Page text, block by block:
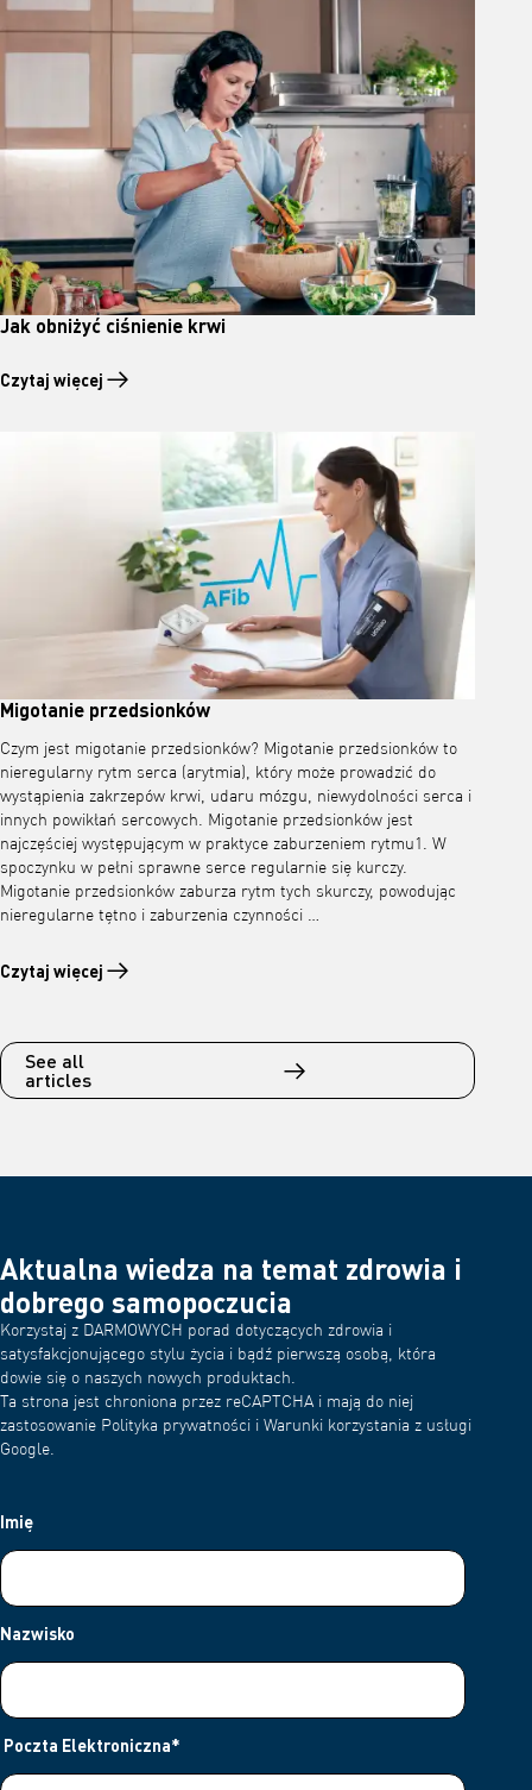
Jak obniżyć ciśnienie krwi
Czytaj więcej
Czytaj więcej o Jak obniżyć ciśnienie krwi
Migotanie przedsionków
Czym jest migotanie przedsionków? Migotanie przedsionków to
nieregularny rytm serca (arytmia), który może prowadzić do
wystąpienia zakrzepów krwi, udaru mózgu, niewydolności serca i
innych powikłań sercowych. Migotanie przedsionków jest
najczęściej występującym w praktyce zaburzeniem rytmu1. W
spoczynku w pełni sprawne serce regularnie się kurczy.
Migotanie przedsionków zaburza rytm tych skurczy, powodując
nieregularne tętno i zaburzenia czynności …
Czytaj więcej
Czytaj więcej o Migotanie przedsionków
See all
articles
Aktualna wiedza na temat zdrowia i
dobrego samopoczucia
Korzystaj z DARMOWYCH porad dotyczących zdrowia i
satysfakcjonującego stylu życia i bądź pierwszą osobą, która
dowie się o naszych nowych produktach.
Ta strona jest chroniona przez reCAPTCHA i mają do niej
zastosowanie Polityka prywatności i Warunki korzystania z usługi
Google.
Imię
Nazwisko
Poczta Elektroniczna*